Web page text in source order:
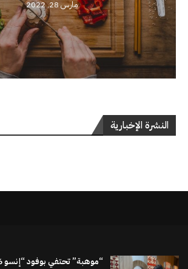
مارس 28, 2022
النشرة الإخبارية
“موهبة” تحتفي بوفود “إنسو 2026” في ليلة عالمية